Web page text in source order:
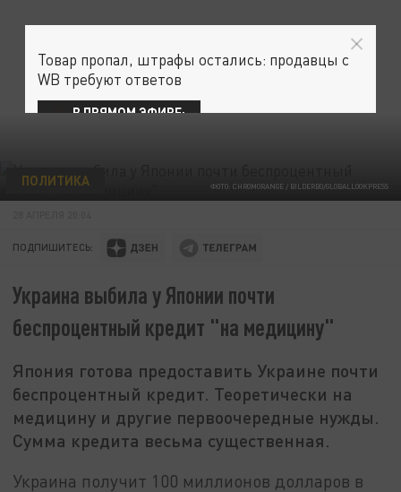
ФОТО: CHROMORANGE / BILDERBO/GLOBALLOOKPRESS
ПОЛИТИКА
ПОДПИШИТЕСЬ:
Украина выбила у Японии почти
беспроцентный кредит "на медицину"
Япония готова предоставить Украине почти
беспроцентный кредит. Теоретически на
медицину и другие первоочередные нужды.
Сумма кредита весьма существенная.
Украина получит 100 миллионов долларов в
Товар пропал, штрафы остались: продавцы с
WB требуют ответов
В ПРЯМОМ ЭФИРЕ: